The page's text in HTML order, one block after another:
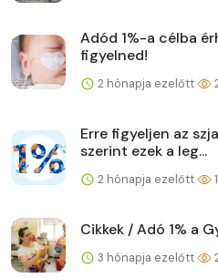
Adód 1%-a célba
figyelned!
2 hónapja ezelőtt
Erre figyeljen az
szerint ezek a leg...
2 hónapja ezelőtt
Cikkek / Adó 1% a
3 hónapja ezelőtt